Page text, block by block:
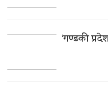
‘गण्डकी